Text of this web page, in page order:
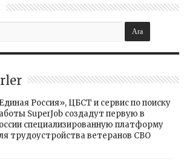
Россия», ЦБСТ и сервис по поиску
SuperJob создадут первую в
специализированную платформу
трудоустройства ветеранов СВО